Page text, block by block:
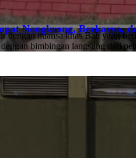
dengan nuansa khas Bali yang
bimbingan langsung dari
Nongkrong, Berkarya,